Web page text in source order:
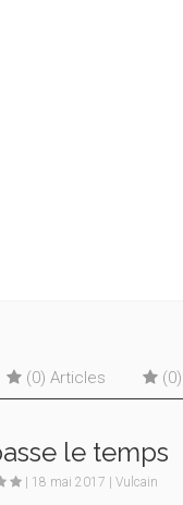
(0) Articles
le temps
| 18 mai 2017 | Vulcain